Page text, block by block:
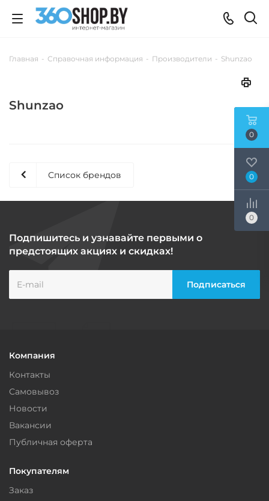
Главная - Справочная информация - Производители - Shunzao
Shunzao
Список брендов
Подпишитесь и узнавайте первыми о
предстоящих акциях и скидках!
Компания
Контакты
Самовывоз
Новости
Вакансии
Публичная оферта
Покупателям
Заказ
0
0
0